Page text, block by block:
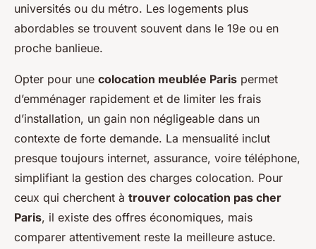
universités ou du métro. Les logements plus
abordables se trouvent souvent dans le 19e ou en
proche banlieue.
Opter pour une colocation meublée Paris permet
d’emménager rapidement et de limiter les frais
d’installation, un gain non négligeable dans un
contexte de forte demande. La mensualité inclut
presque toujours internet, assurance, voire téléphone,
simplifiant la gestion des charges colocation. Pour
ceux qui cherchent à trouver colocation pas cher
Paris, il existe des offres économiques, mais
comparer attentivement reste la meilleure astuce.